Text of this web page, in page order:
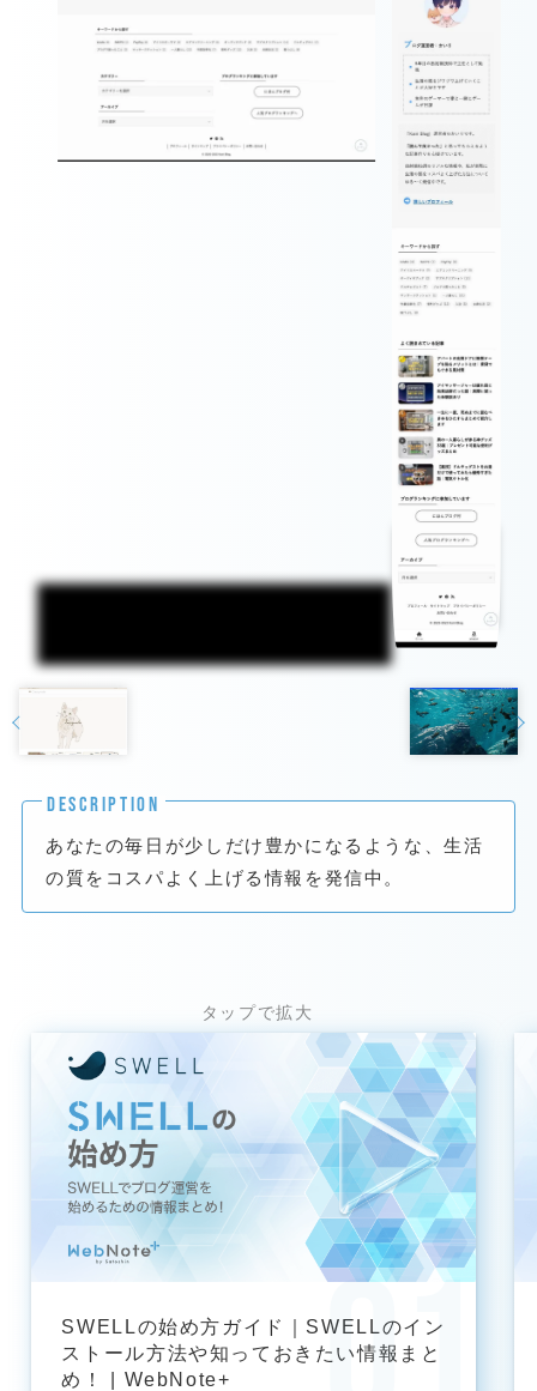
DESCRIPTION
あなたの毎日が少しだけ豊かになるような、生活
の質をコスパよく上げる情報を発信中。
SWELLの始め方ガイド｜SWELLのイン
ストール方法や知っておきたい情報まと
め！ | WebNote+